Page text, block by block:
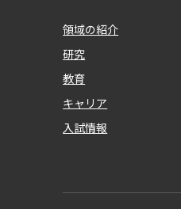
領域の紹介
研究
教育
キャリア
入試情報